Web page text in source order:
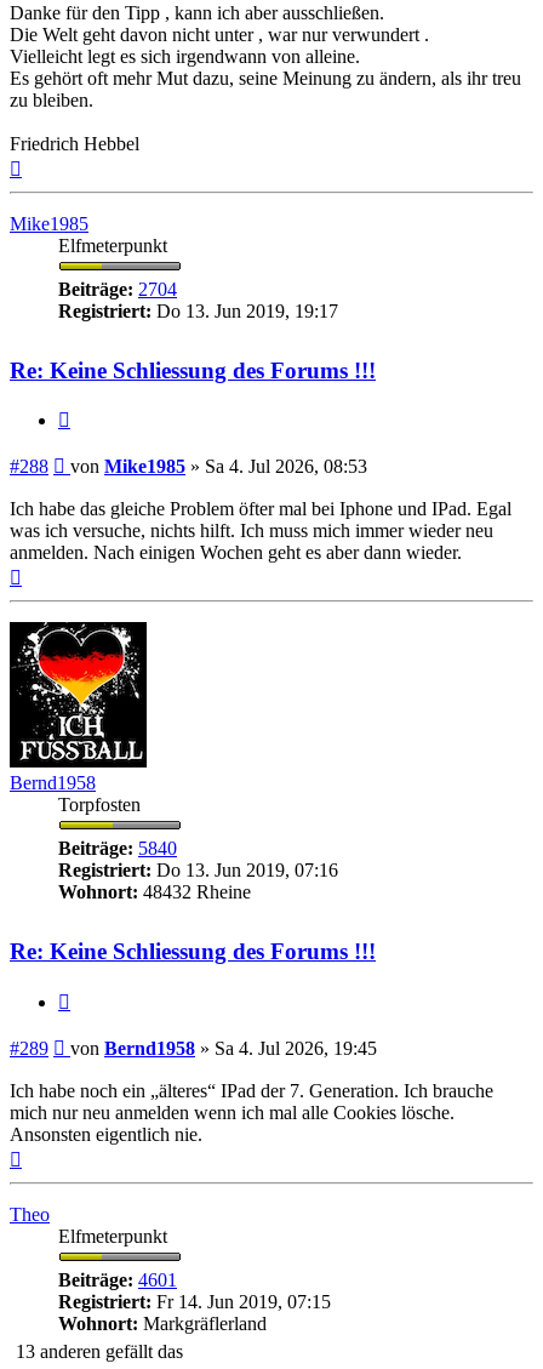
Danke für den Tipp , kann ich aber ausschließen.
Die Welt geht davon nicht unter , war nur verwundert .
Vielleicht legt es sich irgendwann von alleine.
Es gehört oft mehr Mut dazu, seine Meinung zu ändern, als ihr treu
zu bleiben.
Friedrich Hebbel
Mike1985
Elfmeterpunkt
Beiträge: 2704
Registriert: Do 13. Jun 2019, 19:17
Re: Keine Schliessung des Forums !!!
#288 Beitrag
von Mike1985 » Sa 4. Jul 2026, 08:53
Ich habe das gleiche Problem öfter mal bei Iphone und IPad. Egal
was ich versuche, nichts hilft. Ich muss mich immer wieder neu
anmelden. Nach einigen Wochen geht es aber dann wieder.
Bernd1958
Torpfosten
Beiträge: 5840
Registriert: Do 13. Jun 2019, 07:16
Wohnort: 48432 Rheine
Re: Keine Schliessung des Forums !!!
#289 Beitrag
von Bernd1958 » Sa 4. Jul 2026, 19:45
Ich habe noch ein „älteres“ IPad der 7. Generation. Ich brauche
mich nur neu anmelden wenn ich mal alle Cookies lösche.
Ansonsten eigentlich nie.
Theo
Elfmeterpunkt
Beiträge: 4601
Registriert: Fr 14. Jun 2019, 07:15
Wohnort: Markgräflerland
13 anderen gefällt das